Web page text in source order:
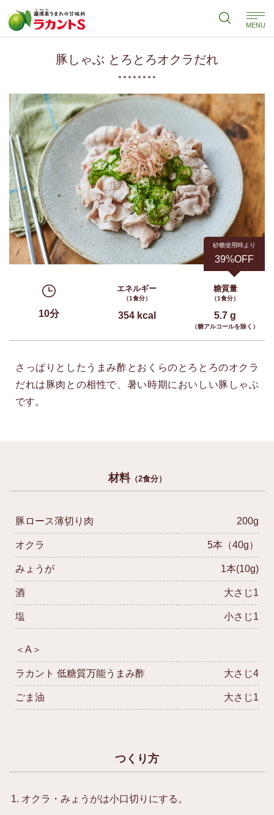
MENU
豚しゃぶ とろとろオクラだれ
砂糖使用時より
39%OFF
10分
エネルギー
（1食分）
354 kcal
糖質量
（1食分）
5.7 g
（糖アルコールを除く）
さっぱりとしたうまみ酢とおくらのとろとろのオクラ
だれは豚肉との相性で、暑い時期においしい豚しゃぶ
です。
材料（2食分）
豚ロース薄切り肉 200g
オクラ 5本（40g）
みょうが 1本(10g)
酒 大さじ1
塩 小さじ1
＜A＞
ラカント 低糖質万能うまみ酢 大さじ4
ごま油 大さじ1
つくり方
オクラ・みょうがは小口切りにする。